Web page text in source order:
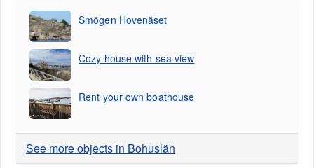
Smögen Hovenäset
Cozy house with sea view
Rent your own boathouse
See more objects in Bohuslän